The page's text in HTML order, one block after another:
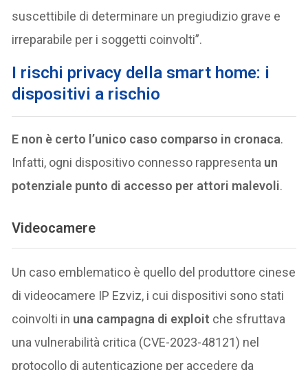
suscettibile di determinare un pregiudizio grave e
irreparabile per i soggetti coinvolti”.
I rischi privacy della smart home: i
dispositivi a rischio
E non è certo l’unico caso comparso in cronaca.
Infatti, ogni dispositivo connesso rappresenta un
potenziale punto di accesso per attori malevoli.
Videocamere
Un caso emblematico è quello del produttore cinese
di videocamere IP Ezviz, i cui dispositivi sono stati
coinvolti in una campagna di exploit che sfruttava
una vulnerabilità critica (CVE-2023-48121) nel
protocollo di autenticazione per accedere da